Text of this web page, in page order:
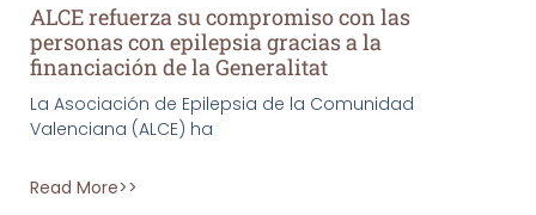
ALCE refuerza su compromiso con las
personas con epilepsia gracias a la
financiación de la Generalitat
La Asociación de Epilepsia de la Comunidad
Valenciana (ALCE) ha
Read More>>